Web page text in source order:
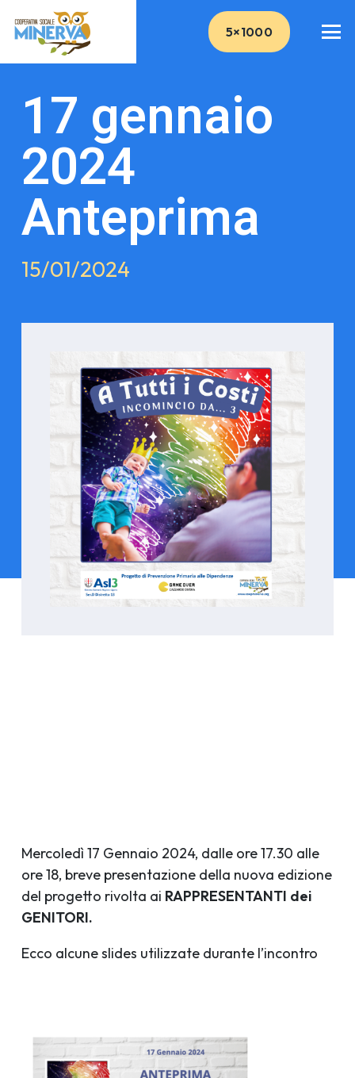
5×1000
17 gennaio
2024
Anteprima
15/01/2024
Mercoledì 17 Gennaio 2024, dalle ore 17.30 alle
ore 18, breve presentazione della nuova edizione
del progetto rivolta ai RAPPRESENTANTI dei
GENITORI.
Ecco alcune slides utilizzate durante l’incontro